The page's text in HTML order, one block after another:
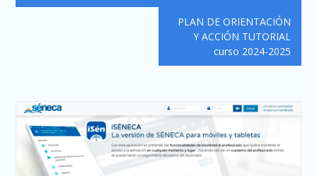
PLAN DE ORIENTACIÓN
Y ACCIÓN TUTORIAL
curso 2024-2025